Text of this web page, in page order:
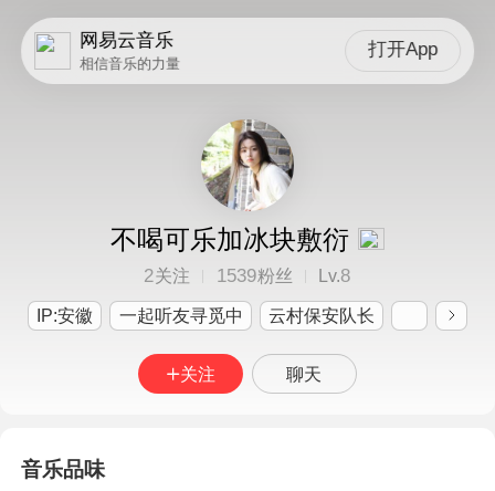
网易云音乐
相信音乐的力量
打开App
不喝可乐加冰块敷衍
2关注 1539粉丝 Lv.8
IP:安徽 一起听友寻觅中 云村保安队长
关注 聊天
音乐品味